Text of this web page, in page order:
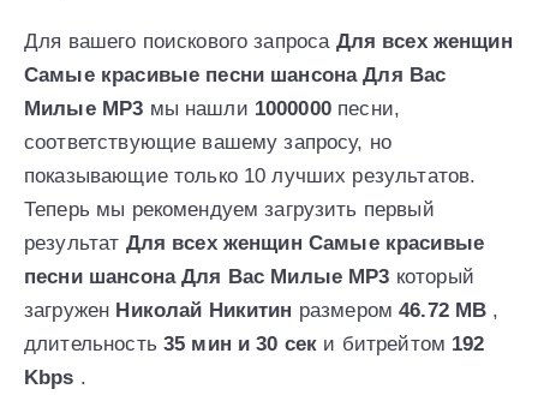
Для вашего поискового запроса Для всех женщин
Самые красивые песни шансона Для Вас
Милые MP3 мы нашли 1000000песни,
соответствующие вашему запросу, но
показывающие только 10 лучших результатов.
Теперь мы рекомендуем загрузить первый
результат Для всех женщин Самые красивые
песни шансона Для Вас Милые MP3 который
загружен Николай Никитин размером46.72 MB ,
длительность 35 мин и 30 сек и битрейтом 192
Kbps .